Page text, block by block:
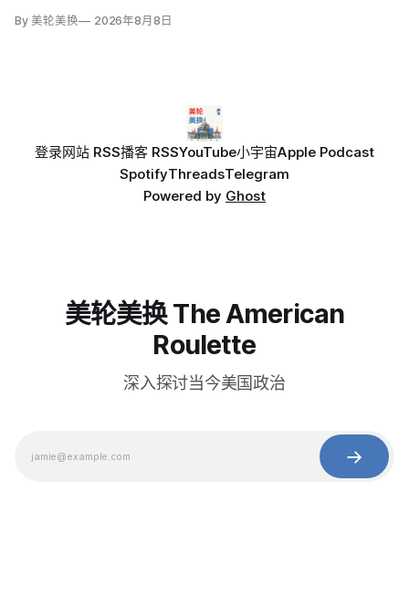
代理局长戴维·文图雷拉（David J. Venturella）称，涉及羁押中
By 美轮美换 2026年8月8日
登录网站 RSS播客 RSSYouTube小宇宙Apple Podcast
SpotifyThreadsTelegram
Powered by Ghost
美轮美换 The American
Roulette
深入探讨当今美国政治